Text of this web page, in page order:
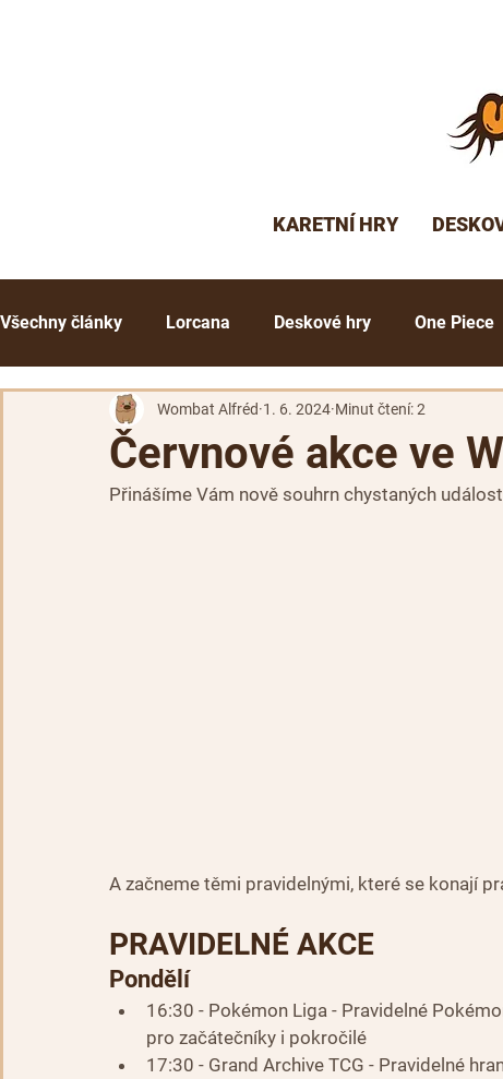
KARETNÍ HRY
Všechny články Lorcana Deskové hry One Piece
Grand Archive Flesh and Blood Altered
Červnové akce ve
Wombat Alfréd 1. 6. 2024 Minut čtení: 2
Přinášíme Vám nově souhrn chystaných
A začneme těmi pravidelnými, které se konají
PRAVIDELNÉ AKCE
Pondělí
16:30 - Pokémon Liga - Pravidelné
pro začátečníky i pokročilé
17:30 - Grand Archive TCG - Pravidelné